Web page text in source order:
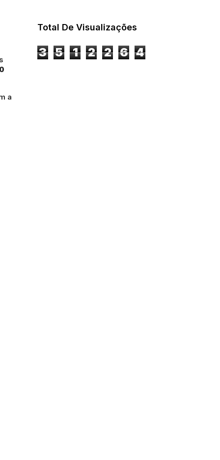
a
Total De Visualizações
3 5 1 2 2 6 4